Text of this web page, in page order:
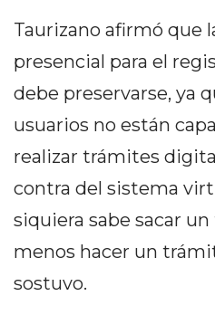
AYUDA
TÉRMINOS
Y
CONDICIONES
DE
PRIVACIDAD
MAPA
Taurizano afirmó que
presencial para el
debe preservarse, ya
usuarios no están
realizar trámites
contra del sistema
siquiera sabe sacar
menos hacer un
sostuvo.